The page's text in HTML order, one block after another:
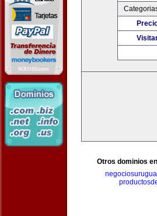
Otros dominios